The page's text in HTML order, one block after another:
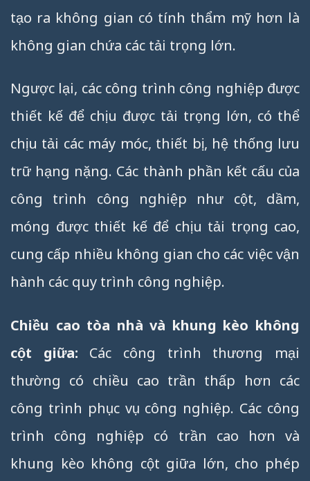
tạo ra không gian có tính thẩm mỹ hơn là
không gian chứa các tải trọng lớn.
Ngược lại, các công trình công nghiệp được
thiết kế để chịu được tải trọng lớn, có thể
chịu tải các máy móc, thiết bị, hệ thống lưu
trữ hạng nặng. Các thành phần kết cấu của
công trình công nghiệp như cột, dầm,
móng được thiết kế để chịu tải trọng cao,
cung cấp nhiều không gian cho các việc vận
hành các quy trình công nghiệp.
Chiều cao tòa nhà và khung kèo không
cột giữa: Các công trình thương mại
thường có chiều cao trần thấp hơn các
công trình phục vụ công nghiệp. Các công
trình công nghiệp có trần cao hơn và
khung kèo không cột giữa lớn, cho phép